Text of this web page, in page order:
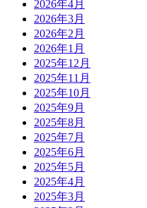
2026年4月
2026年3月
2026年2月
2026年1月
2025年12月
2025年11月
2025年10月
2025年9月
2025年8月
2025年7月
2025年6月
2025年5月
2025年4月
2025年3月